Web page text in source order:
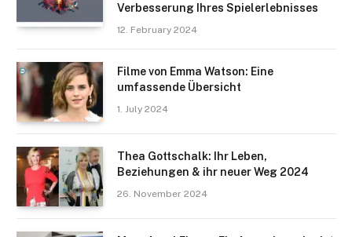
Verbesserung Ihres Spielerlebnisses
12. February 2024
Filme von Emma Watson: Eine
umfassende Übersicht
1. July 2024
Thea Gottschalk: Ihr Leben,
Beziehungen & ihr neuer Weg 2024
26. November 2024